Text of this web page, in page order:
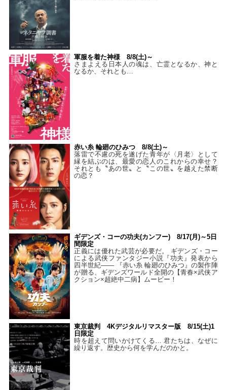
軍服を着た神様 8/8(土)～
さまよえる日本人の魂は、亡霊となるか、神と
なるか、それとも…
赤い糸 輪廻のひみつ 8/8(土)～
落雷で不慮の死を遂げた青年が〈月老〉として
縁を結ぶのは、最愛の恋人のこれからの幸せ？
それとも〝あの世〟と〝この世〟を越えた禁断
の恋？
ギデンズ・コーの功夫(カンフー) 8/17(月)～5日
間限定
正義には優れた武芸が必要だ。 ギデンズ・コー
による武侠ファンタジー小説『功夫』発表から
四半世紀―― 『赤い糸 輪廻のひみつ』の製作陣
が贈る、ギデンズワールド全開の【青春×武侠ア
クション×超絶中二病】ムービー！
東京裁判 4Kデジタルリマスター版 8/15(土)1
日限定
時を超えて問いかけてくる… 君たちは、なぜに
繰り返す。歴史から何を学んだのかと。